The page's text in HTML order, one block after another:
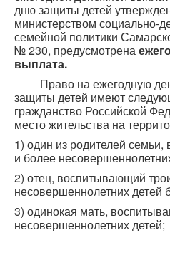
дню защиты детей
министерством социально-
семейной политики
№ 230, предусмотрена
выплата.
Право на ежегодную
защиты детей имеют
гражданство Российской
место жительства на
1) один из родителей
и более
2) отец, воспитывающий
несовершеннолетних детей
3) одинокая мать,
несовершеннолетних детей;